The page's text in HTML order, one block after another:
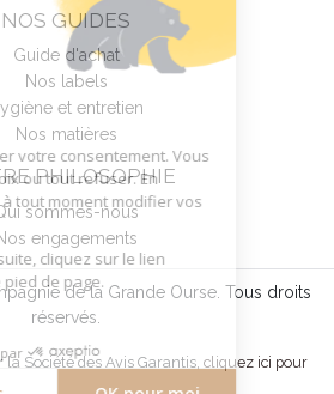
nous
de
" pour donner votre consentement. Vous
vos choix ou tout refuser. En
pouvez à tout moment modifier vos
par la suite, cliquez sur le lien
dans le pied de page.
certifiés par
NOS GUIDES
Guide d'achat
Nos labels
et entretien
Nos matières
PHILOSOPHIE
sommes-nous
engagements
de la Grande Ourse. Tous droits
réservés.
Société des Avis Garantis, cliquez ici pour